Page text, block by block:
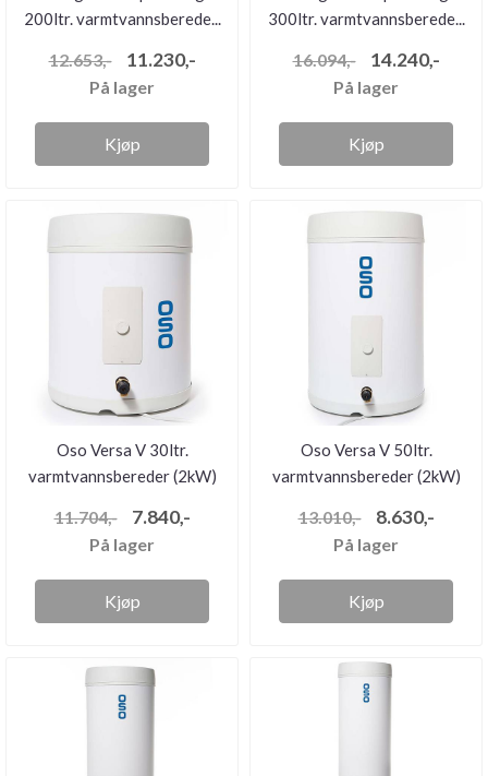
200ltr. varmtvannsberede...
12.653,- 11.230,-
På lager
Kjøp
300ltr. varmtvannsberede...
16.094,- 14.240,-
På lager
Kjøp
Oso Versa V 30ltr.
varmtvannsbereder (2kW)
11.704,- 7.840,-
På lager
Kjøp
Oso Versa V 50ltr.
varmtvannsbereder (2kW)
13.010,- 8.630,-
På lager
Kjøp